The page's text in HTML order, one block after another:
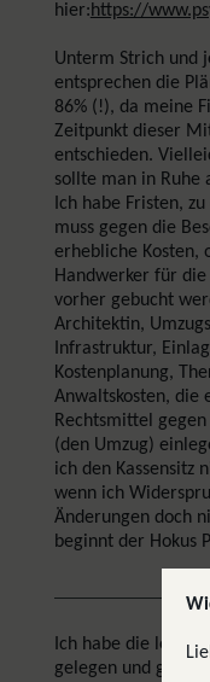
hier:https://
Unterm Strich und
entsprechen die
86% (!), da meine
Zeitpunkt dieser
entschieden.
sollte man in Ruhe
Ich habe Fristen,
muss gegen die
erhebliche Kosten,
Handwerker für
vorher gebucht
Architektin,
Infrastruktur,
Kostenplanung,
Anwaltskosten, die
Rechtsmittel
(den Umzug)
ich den Kassensitz
wenn ich
Änderungen doch
beginnt der Hokus
Ich habe die
gelegen und